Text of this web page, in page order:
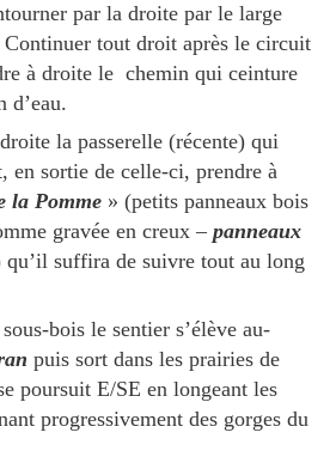
par la droite par le large
tout droit après le circuit
à droite le chemin qui ceinture
d’eau.
la passerelle (récente) qui
en sortie de celle-ci, prendre à
la Pomme » (petits panneaux bois
gravée en creux – panneaux
qu’il suffira de suivre tout au long
bois le sentier s’élève au-
puis sort dans les prairies de
poursuit E/SE en longeant les
progressivement des gorges du